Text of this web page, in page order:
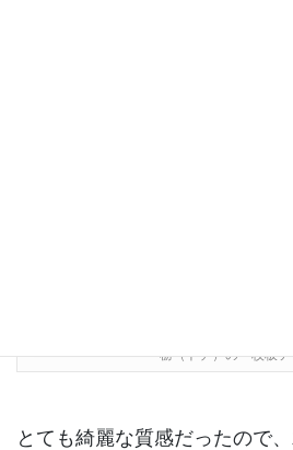
栃（トチ）の一枚板
とても綺麗な質感だったので